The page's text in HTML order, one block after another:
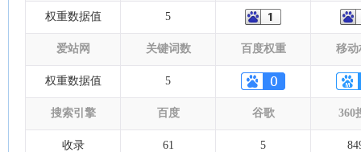
权重数据值 5
爱站网 关键词数 百度权重 移动
权重数据值 5
搜索引擎 百度 谷歌 360
收录 61 5